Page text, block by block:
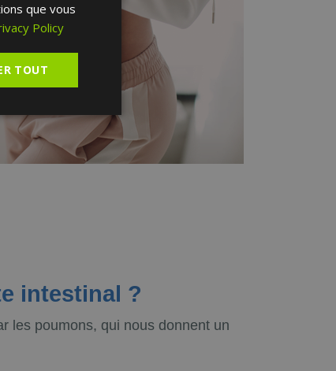
intestinal ?
les poumons, qui nous donnent un
que vous
Policy
TOUT